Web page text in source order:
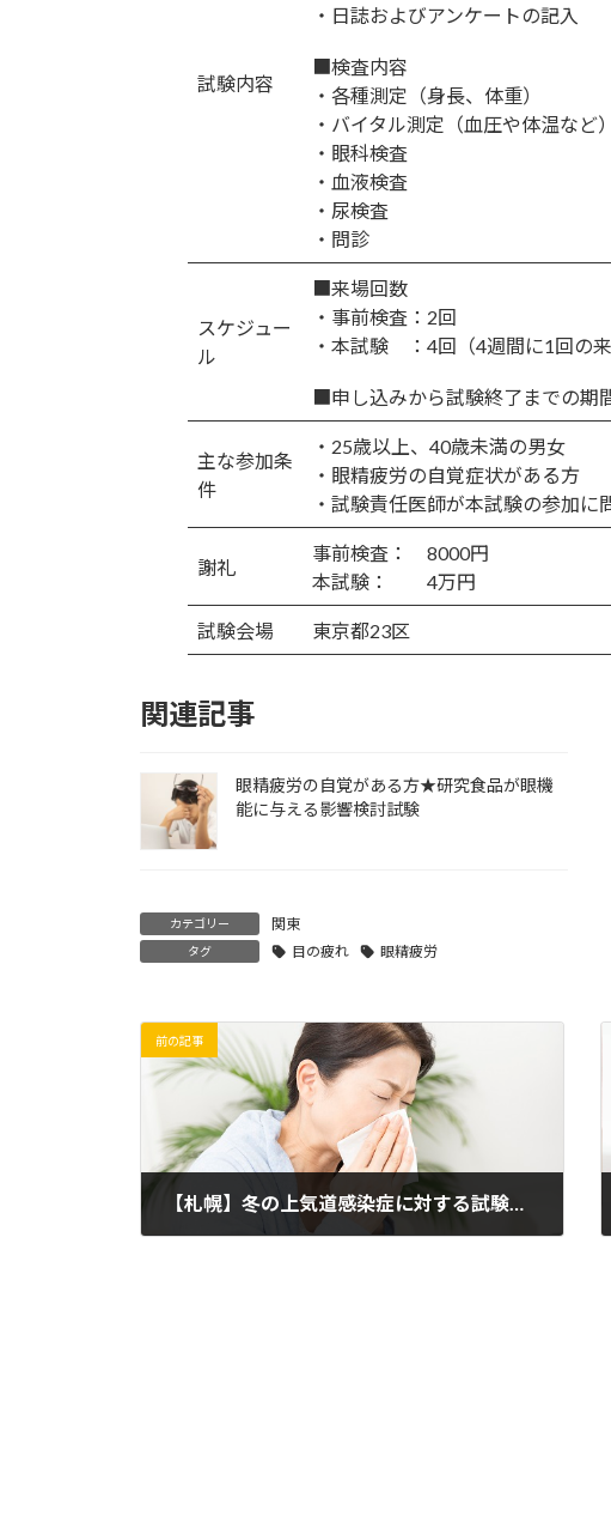
試験内容
・日誌およびアンケートの記入
■検査内容
・各種測定（身長、体重）
・バイタル測定（血圧や体温など）
・眼科検査
・血液検査
・尿検査
・問診
スケジュー
ル
■来場回数
・事前検査：2回
・本試験 ：4回（4週間に1回の来
■申し込みから試験終了までの期
主な参加条
件
・25歳以上、40歳未満の男女
・眼精疲労の自覚症状がある方
・試験責任医師が本試験の参加に
謝礼
事前検査： 8000円
本試験： 4万円
試験会場 東京都23区
関連記事
眼精疲労の自覚がある方★研究食品が眼機
能に与える影響検討試験
カテゴリー 関東
タグ 目の疲れ 眼精疲労
前の記事
【札幌】冬の上気道感染症に対する試験食品の影響検討試験